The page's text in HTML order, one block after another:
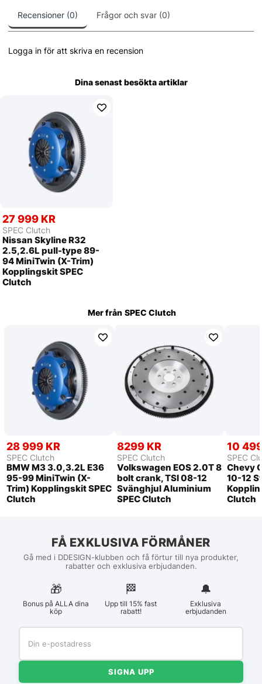
Recensioner (0) Frågor och svar (0)
Logga in för att skriva en recension
Dina senast besökta artiklar
27 999 KR
SPEC Clutch
Nissan Skyline R32
2.5,2.6L pull-type 89-
94 MiniTwin (X-Trim)
Kopplingskit SPEC
Clutch
Mer från SPEC Clutch
28 999 KR
SPEC Clutch
BMW M3 3.0,3.2L E36
95-99 MiniTwin (X-
Trim) Kopplingskit SPEC
Clutch
8299 KR
SPEC Clutch
Volkswagen EOS 2.0T 8
bolt crank, TSI 08-12
Svänghjul Aluminium
SPEC Clutch
10
SPEC
Chevy
10-12
Clutch
FÅ EXKLUSIVA FÖRMÅNER
Gå med i DDESIGN-klubben och få förtur till nya produkter,
rabatter och exklusiva erbjudanden.
🎁
Bonus på ALLA dina
köp
🏁︎
Upp till 15% fast
rabatt!
🔔
Exklusiva
erbjudanden
SIGNA UPP